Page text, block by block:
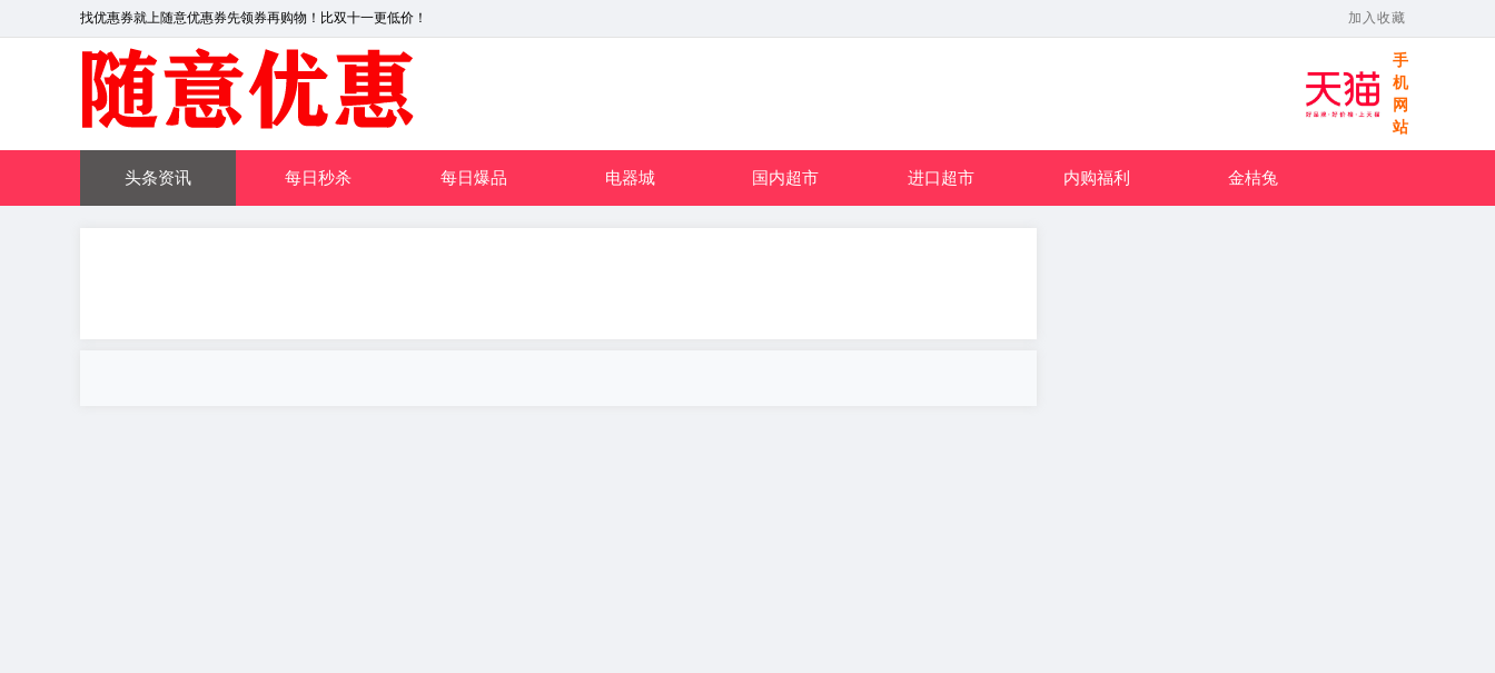
找优惠券就上随意优惠券先领券再购物！比双十一更低价！ 加入收藏
手
机
网
站
头条资讯 每日秒杀 每日爆品 电器城 国内超市 进口超市 内购福利 金桔兔